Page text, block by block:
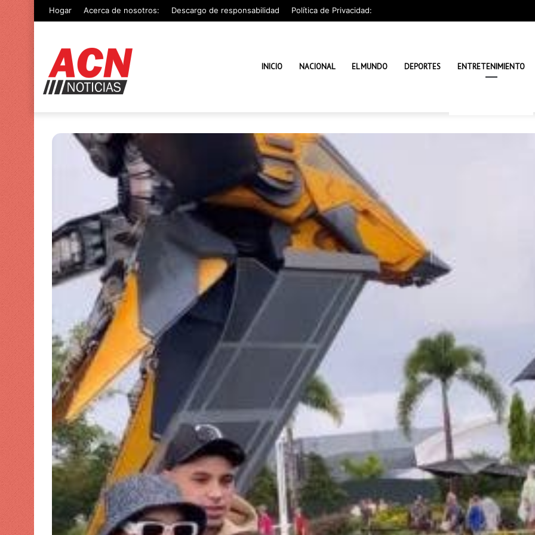
Hogar Acerca de nosotros: Descargo de responsabilidad Política de Privacidad:
INICIO NACIONAL EL MUNDO DEPORTES ENTRETENIMIENTO